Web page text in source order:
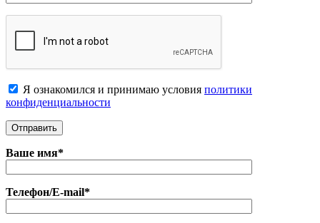
Я ознакомился и принимаю условия политики
конфиденциальноcти
Ваше имя*
Телефон/E-mail*